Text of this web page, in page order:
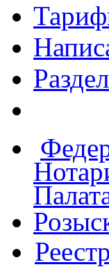
Реестр